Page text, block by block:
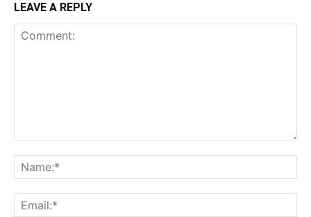
LEAVE A REPLY